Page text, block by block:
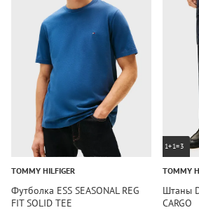
TOMMY HILFIGER
Футболка ESS SEASONAL REG
FIT SOLID TEE
1+1=3
TOMMY
Штаны
CARGO